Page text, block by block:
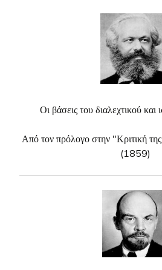
Οι βάσεις του διαλεχτικού και
Από τον πρόλογο στην "Κριτική
(1859)